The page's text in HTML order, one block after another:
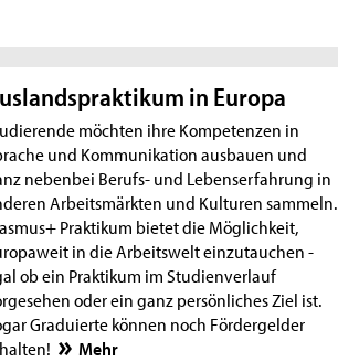
in Europa
möchten ihre Kompetenzen in
und Kommunikation ausbauen und
nebenbei Berufs- und Lebenserfahrung in
Arbeitsmärkten und Kulturen sammeln.
Praktikum bietet die Möglichkeit,
in die Arbeitswelt einzutauchen -
ob ein Praktikum im Studienverlauf
oder ein ganz persönliches Ziel ist.
Graduierte können noch Fördergelder
Mehr